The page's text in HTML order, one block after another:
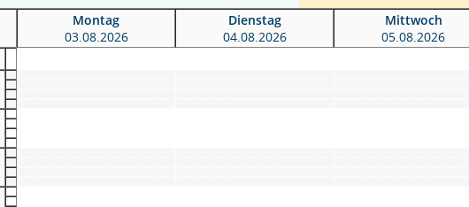
Montag
03.08.2026
Dienstag
04.08.2026
Mittwoch
05.08.2026